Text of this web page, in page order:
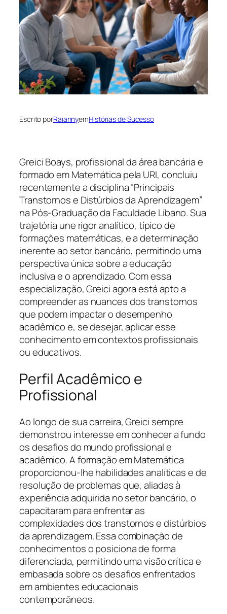
Escrito porRaiannyemHistórias de Sucesso
Greici Boays, profissional da área bancária e
formado em Matemática pela URI, concluiu
recentemente a disciplina “Principais
Transtornos e Distúrbios da Aprendizagem”
na Pós-Graduação da Faculdade Líbano. Sua
trajetória une rigor analítico, típico de
formações matemáticas, e a determinação
inerente ao setor bancário, permitindo uma
perspectiva única sobre a educação
inclusiva e o aprendizado. Com essa
especialização, Greici agora está apto a
compreender as nuances dos transtornos
que podem impactar o desempenho
acadêmico e, se desejar, aplicar esse
conhecimento em contextos profissionais
ou educativos.
Perfil Acadêmico e
Profissional
Ao longo de sua carreira, Greici sempre
demonstrou interesse em conhecer a fundo
os desafios do mundo profissional e
acadêmico. A formação em Matemática
proporcionou-lhe habilidades analíticas e de
resolução de problemas que, aliadas à
experiência adquirida no setor bancário, o
capacitaram para enfrentar as
complexidades dos transtornos e distúrbios
da aprendizagem. Essa combinação de
conhecimentos o posiciona de forma
diferenciada, permitindo uma visão crítica e
embasada sobre os desafios enfrentados
em ambientes educacionais
contemporâneos.